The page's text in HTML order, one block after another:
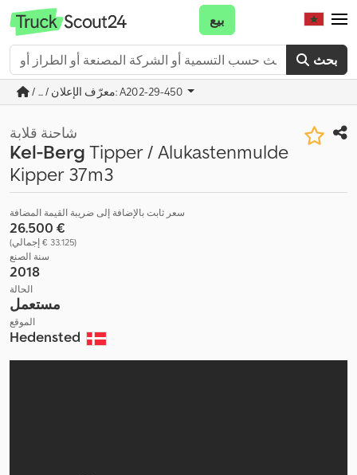
بحث
بيع
/ ... / معرّف الإعلان: A202-29-450
شاحنة قلابة
Kel-BergTipper / Alukastenmulde
Kipper 37m3
سعر ثابت بالإضافة إلى ضريبة القيمة المضافة
‏26.500 €
(‏33.125 € إجمالي)
سنة الصنع
2018
الحالة
مستعمل
الموقع
Hedensted